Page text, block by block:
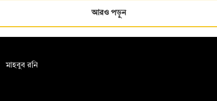
আরও পড়ুন
মাহবুব রনি